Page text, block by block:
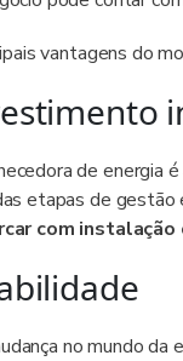
vantagens do
de energia
etapas de gestão
com
no mundo da